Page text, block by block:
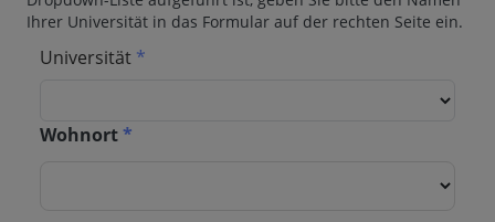
Ihrer Universität in das Formular auf der rechten Seite ein.
Universität *
Wohnort*